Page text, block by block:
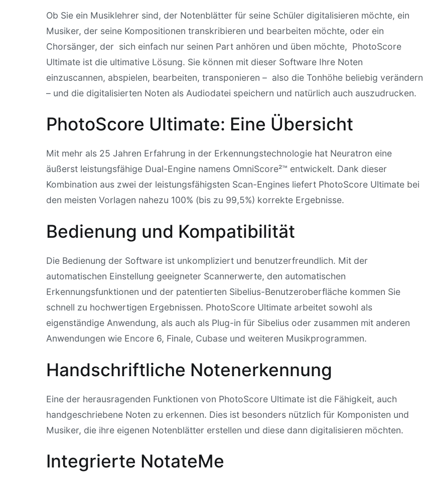
Ob Sie ein Musiklehrer sind, der Notenblätter für seine Schüler digitalisieren möchte, ein
Musiker, der seine Kompositionen transkribieren und bearbeiten möchte, oder ein
Chorsänger, der sich einfach nur seinen Part anhören und üben möchte, PhotoScore
Ultimate ist die ultimative Lösung. Sie können mit dieser Software Ihre Noten
einzuscannen, abspielen, bearbeiten, transponieren – also die Tonhöhe beliebig verändern
– und die digitalisierten Noten als Audiodatei speichern und natürlich auch auszudrucken.
PhotoScore Ultimate: Eine Übersicht
Mit mehr als 25 Jahren Erfahrung in der Erkennungstechnologie hat Neuratron eine
äußerst leistungsfähige Dual-Engine namens OmniScore²™ entwickelt. Dank dieser
Kombination aus zwei der leistungsfähigsten Scan-Engines liefert PhotoScore Ultimate bei
den meisten Vorlagen nahezu 100% (bis zu 99,5%) korrekte Ergebnisse.
Bedienung und Kompatibilität
Die Bedienung der Software ist unkompliziert und benutzerfreundlich. Mit der
automatischen Einstellung geeigneter Scannerwerte, den automatischen
Erkennungsfunktionen und der patentierten Sibelius-Benutzeroberfläche kommen Sie
schnell zu hochwertigen Ergebnissen. PhotoScore Ultimate arbeitet sowohl als
eigenständige Anwendung, als auch als Plug-in für Sibelius oder zusammen mit anderen
Anwendungen wie Encore 6, Finale, Cubase und weiteren Musikprogrammen.
Handschriftliche Notenerkennung
Eine der herausragenden Funktionen von PhotoScore Ultimate ist die Fähigkeit, auch
handgeschriebene Noten zu erkennen. Dies ist besonders nützlich für Komponisten und
Musiker, die ihre eigenen Notenblätter erstellen und diese dann digitalisieren möchten.
Integrierte NotateMe